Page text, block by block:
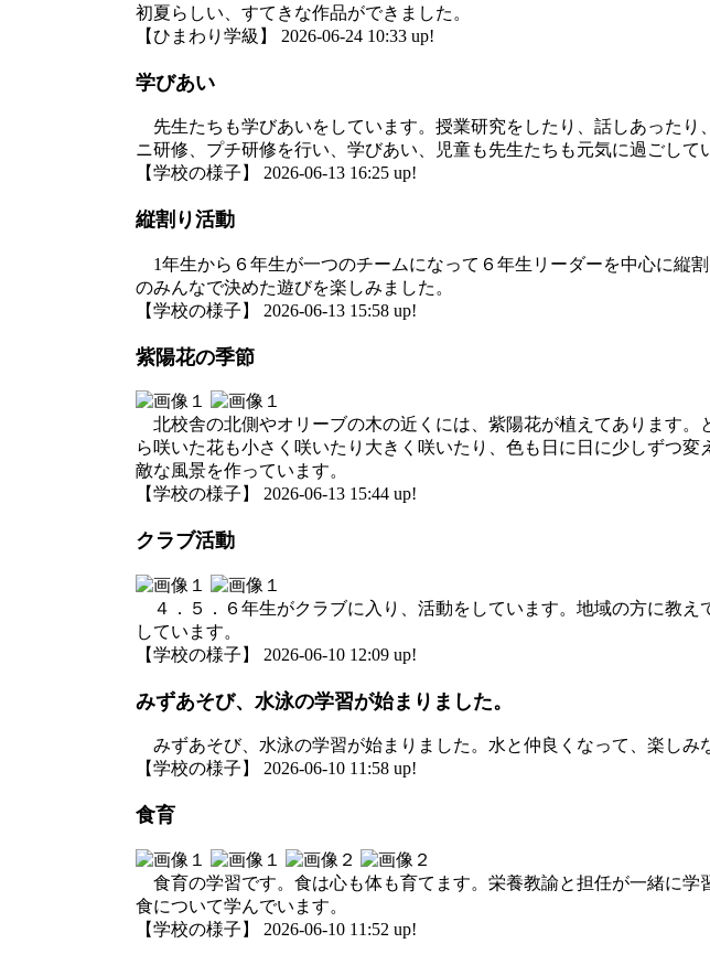
初夏らしい、すてきな作品ができました。
【ひまわり学級】 2026-06-24 10:33 up!
学びあい
先生たちも学びあいをしています。授業研究をしたり、話しあったり
ニ研修、プチ研修を行い、学びあい、児童も先生たちも元気に過ごし
【学校の様子】 2026-06-13 16:25 up!
縦割り活動
1年生から６年生が一つのチームになって６年生リーダーを中心に縦
のみんなで決めた遊びを楽しみました。
【学校の様子】 2026-06-13 15:58 up!
紫陽花の季節
北校舎の北側やオリーブの木の近くには、紫陽花が植えてあります
ら咲いた花も小さく咲いたり大きく咲いたり、色も日に日に少しずつ
敵な風景を作っています。
【学校の様子】 2026-06-13 15:44 up!
クラブ活動
４．５．６年生がクラブに入り、活動をしています。地域の方に教
しています。
【学校の様子】 2026-06-10 12:09 up!
みずあそび、水泳の学習が始まりました。
みずあそび、水泳の学習が始まりました。水と仲良くなって、楽しみ
【学校の様子】 2026-06-10 11:58 up!
食育
食育の学習です。食は心も体も育てます。栄養教諭と担任が一緒に
食について学んでいます。
【学校の様子】 2026-06-10 11:52 up!